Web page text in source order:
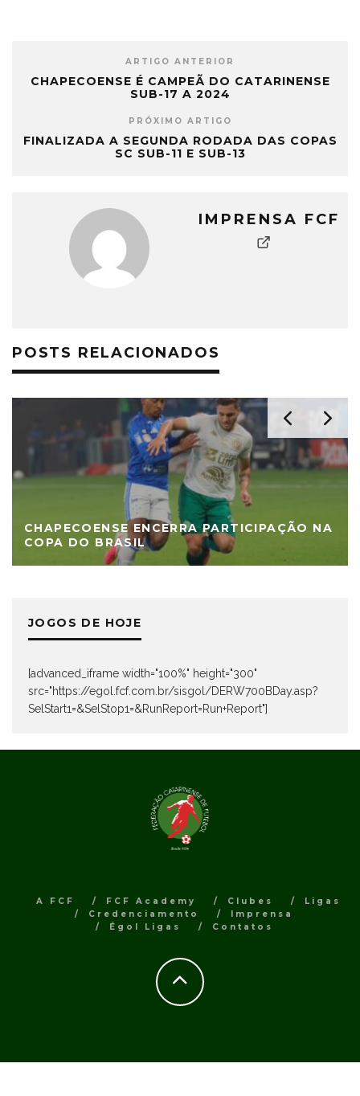
ARTIGO ANTERIOR
CHAPECOENSE É CAMPEÃ DO CATARINENSE
SUB-17 A 2024
PRÓXIMO ARTIGO
FINALIZADA A SEGUNDA RODADA DAS COPAS
SC SUB-11 E SUB-13
IMPRENSA FCF
POSTS RELACIONADOS
CHAPECOENSE ENCERRA PARTICIPAÇÃO NA
COPA DO BRASIL
JOGOS DE HOJE
[advanced_iframe width="100%" height="300"
src="https://egol.fcf.com.br/sisgol/DERW700BDay.asp?
SelStart1=&SelStop1=&RunReport=Run+Report"]
A FCF FCF Academy Clubes
Ligas
Credenciamento
Imprensa
Égol Ligas
Contatos